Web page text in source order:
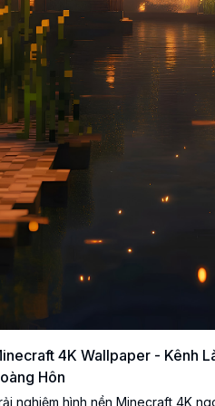
4K Wallpaper - Kênh
Hôn
nghiệm hình nền Minecraft 4K